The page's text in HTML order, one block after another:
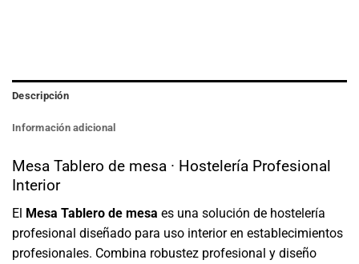
Descripción
Información adicional
Mesa Tablero de mesa · Hostelería Profesional
Interior
El Mesa Tablero de mesa es una solución de hostelería
profesional diseñado para uso interior en establecimientos
profesionales. Combina robustez profesional y diseño